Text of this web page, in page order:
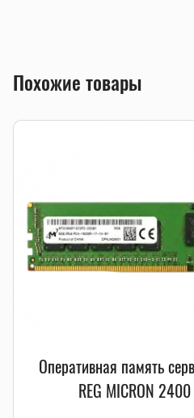
системы, где важны ECC-
работа 24/7
подходящую плату, процессор,
серверную корзину под вашу
комплектующих особенно
платформы, форм-фактор,
Похожие товары
Оперативная память
REG MICRON